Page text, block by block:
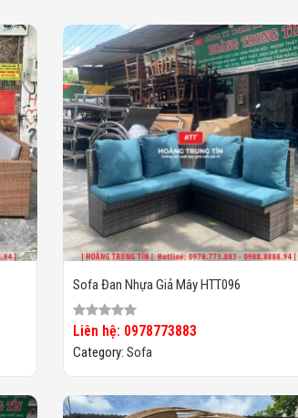
Sofa Đan Nhựa Giả Mây HTT096
Liên hệ: 0978773883
Category: Sofa